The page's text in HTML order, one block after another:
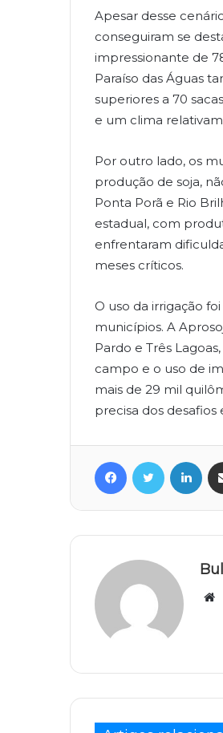
Apesar desse
conseguiram se
impressionante de
Paraíso das Águas
superiores a 70
e um clima
Por outro lado, os
produção de soja,
Ponta Porã e Rio
estadual, com
enfrentaram
meses críticos.
O uso da irrigação
municípios. A
Pardo e Três
campo e o uso de
mais de 29 mil
precisa dos
FacebookTwitter